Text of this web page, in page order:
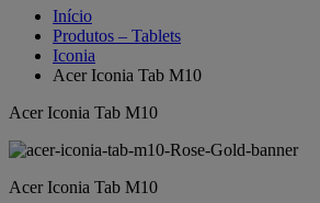
Início
Produtos – Tablets
Iconia
Acer Iconia Tab M10
Acer Iconia Tab M10
Acer Iconia Tab M10